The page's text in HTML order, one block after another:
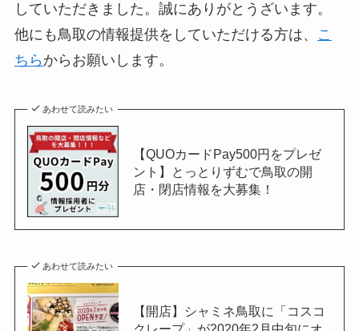
していただきました。誠にありがとうざいます。
他にも鳥取の情報提供をしていただける方は、
こ
ちら からお願いします。
あわせて読みたい
【QUOカードPay500円をプレゼ
ント】とっとりずむで鳥取の開
店・閉店情報を大募集！
あわせて読みたい
【開店】シャミネ鳥取に「コスコ